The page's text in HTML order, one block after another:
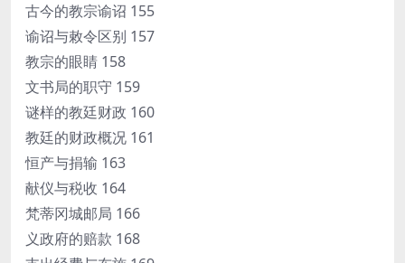
古今的教宗谕诏 155
谕诏与敕令区别 157
教宗的眼睛 158
文书局的职守 159
谜样的教廷财政 160
教廷的财政概况 161
恒产与捐输 163
献仪与税收 164
梵蒂冈城邮局 166
义政府的赔款 168